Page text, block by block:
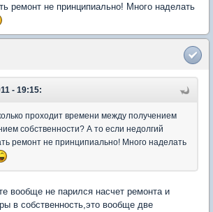
ремонт не принципиально! Много наделать
- 19:15:
проходит времени между получением
собственности? А то если недолгий
ремонт не принципиально! Много наделать
вообще не парился насчет ремонта и
в собственность,это вообще две